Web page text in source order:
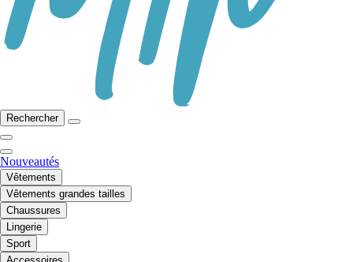
Rechercher
Nouveautés
Vêtements
Vêtements grandes tailles
Chaussures
Lingerie
Sport